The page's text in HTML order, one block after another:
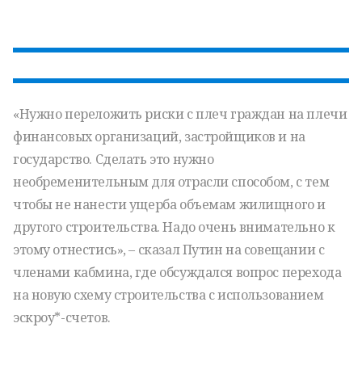
«Нужно переложить риски с плеч граждан на плечи
финансовых организаций, застройщиков и на
государство. Сделать это нужно
необременительным для отрасли способом, с тем
чтобы не нанести ущерба объемам жилищного и
другого строительства. Надо очень внимательно к
этому отнестись», – сказал Путин на совещании с
членами кабмина, где обсуждался вопрос перехода
на новую схему строительства с использованием
эскроу*-счетов.